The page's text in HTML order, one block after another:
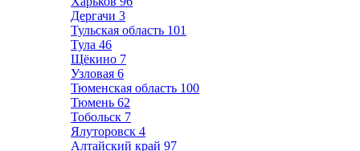
Дергачи 3
Тульская область 101
Тула 46
Щёкино 7
Узловая 6
Тюменская область 100
Тюмень 62
Тобольск 7
Ялуторовск 4
Алтайский край 97